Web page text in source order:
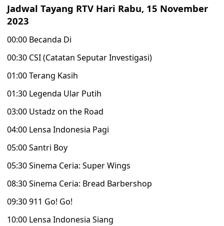
Jadwal Tayang RTV Hari Rabu, 15 November
2023
00:00 Becanda Di
00:30 CSI (Catatan Seputar Investigasi)
01:00 Terang Kasih
01:30 Legenda Ular Putih
03:00 Ustadz on the Road
04:00 Lensa Indonesia Pagi
05:00 Santri Boy
05:30 Sinema Ceria: Super Wings
08:30 Sinema Ceria: Bread Barbershop
09:30 911 Go! Go!
10:00 Lensa Indonesia Siang